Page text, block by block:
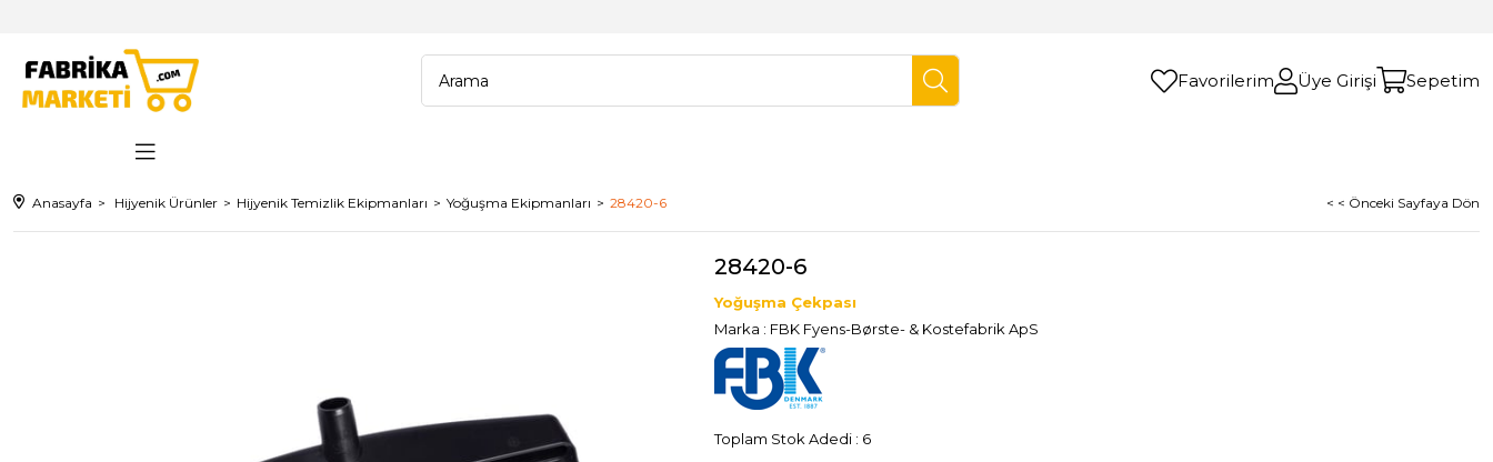
Favorilerim Üye Girişi Sepetim
Anasayfa Hijyenik Ürünler Hijyenik Temizlik Ekipmanları Yoğuşma Ekipmanları 28420-6 < < Önceki Sayfaya Dön
28420-6
Yoğuşma Çekpası
Marka : FBK Fyens-Børste- & Kostefabrik ApS
Toplam Stok Adedi : 6